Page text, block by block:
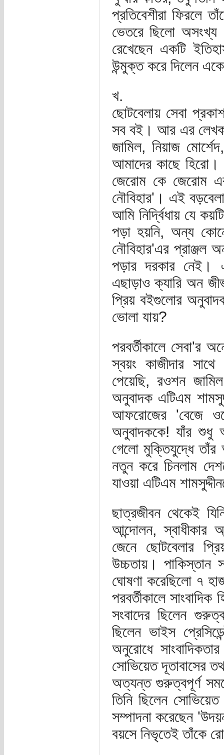
প্রতিবেশীরা ফিরলে
ভেতরে ছিলো অসংখ্য
রেখেছেন একটি
উন্মুক্ত করে দিলেন
খ.
ছোটবেলায় সেবা
সব বই। আর এর
জামিল, নিয়াজ
আমাদের কাছে
জেরোম কে জেরোম
নৌবিহার'। এই
আমি নির্দ্বিধায় যে
পড়া হয়নি, অন্য
নৌবিহার'এর
পড়ার দরকার নেই।
এছাড়াও ক্যারি অন
প্রিয় বইগুলোর
ভোলা যায়?
পরবর্তীকালে সেবা'র
স্বয়ং কাজীদার
পেয়েছি, রওশন
অনুবাদক এটিএম
আফরোজের 'বেজে
অনুবাদককে! যাঁর শুধু
গেলো মুক্তিযুদ্ধে তাঁর
নতুন করে চিনলাম
যাওয়া এটিএম
ছাত্রজীবন থেকেই
আন্দোলন, স্বাধীকার
জেনে ছোটবেলার
উচ্চতায়। পাকিস্তান
ঘোষণা করেছিলো ৭
পরবর্তীকালে
সংবাদের ছিলেন
ছিলেন ভাইস
অনুরোধে
সোভিয়েত দূতাবাসের
অত্যন্ত গুরুত্বপূর্ণ
তিনি ছিলেন সোভিয়েত
সম্পাদনা করেছেন
বয়সে নিভৃতেই তাঁকে